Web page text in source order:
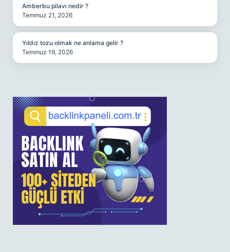
Amberbu pilavı nedir ?
Temmuz 21, 2026
Yıldız tozu olmak ne anlama gelir ?
Temmuz 19, 2026